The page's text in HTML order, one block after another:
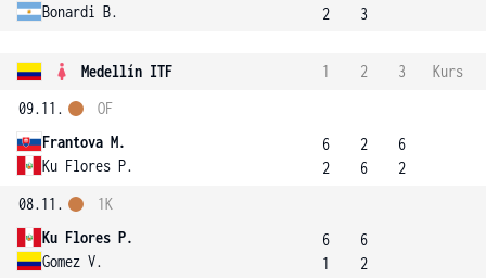
Bonardi B.
2
3
Medellín ITF 1 2 3
Kurs
09.11.
Frantova M.
Ku Flores P.
OF
6
2
2
6
6
2
08.11.
Ku Flores P.
Gomez V.
1K
6
1
6
2